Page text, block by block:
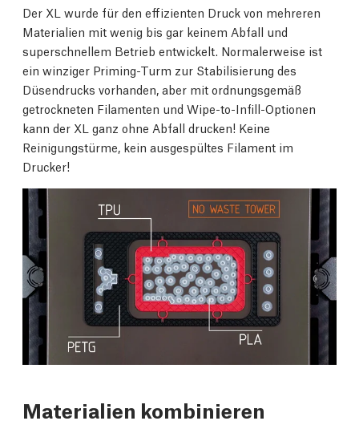
Der XL wurde für den effizienten Druck von mehreren
Materialien mit wenig bis gar keinem Abfall und
superschnellem Betrieb entwickelt. Normalerweise ist
ein winziger Priming-Turm zur Stabilisierung des
Düsendrucks vorhanden, aber mit ordnungsgemäß
getrockneten Filamenten und Wipe-to-Infill-Optionen
kann der XL ganz ohne Abfall drucken! Keine
Reinigungstürme, kein ausgespültes Filament im
Drucker!
Materialien kombinieren